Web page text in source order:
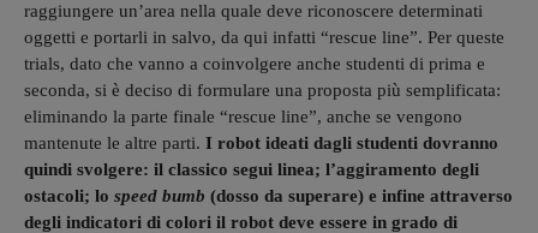
raggiungere un’area nella quale deve riconoscere determinati
oggetti e portarli in salvo, da qui infatti “rescue line”. Per queste
trials, dato che vanno a coinvolgere anche studenti di prima e
seconda, si è deciso di formulare una proposta più semplificata:
eliminando la parte finale “rescue line”, anche se vengono
mantenute le altre parti. I robot ideati dagli studenti dovranno
quindi svolgere: il classico segui linea; l’aggiramento degli
ostacoli; lo speed bumb (dosso da superare) e infine attraverso
degli indicatori di colori il robot deve essere in grado di